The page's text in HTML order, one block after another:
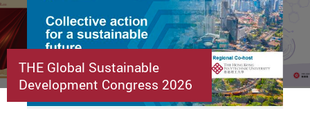
THE Global Sustainable
Development Congress 2026